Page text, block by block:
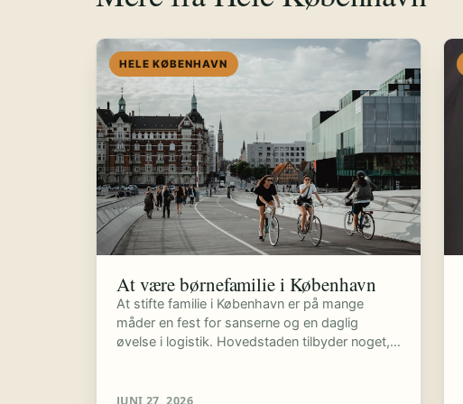
HELE KØBENHAVN
At være børnefamilie i København
At stifte familie i København er på mange
måder en fest for sanserne og en daglig
øvelse i logistik. Hovedstaden tilbyder noget,…
JUNI 27, 2026